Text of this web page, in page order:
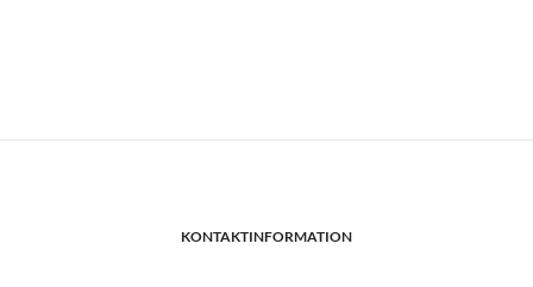
KONTAKTINFORMATION